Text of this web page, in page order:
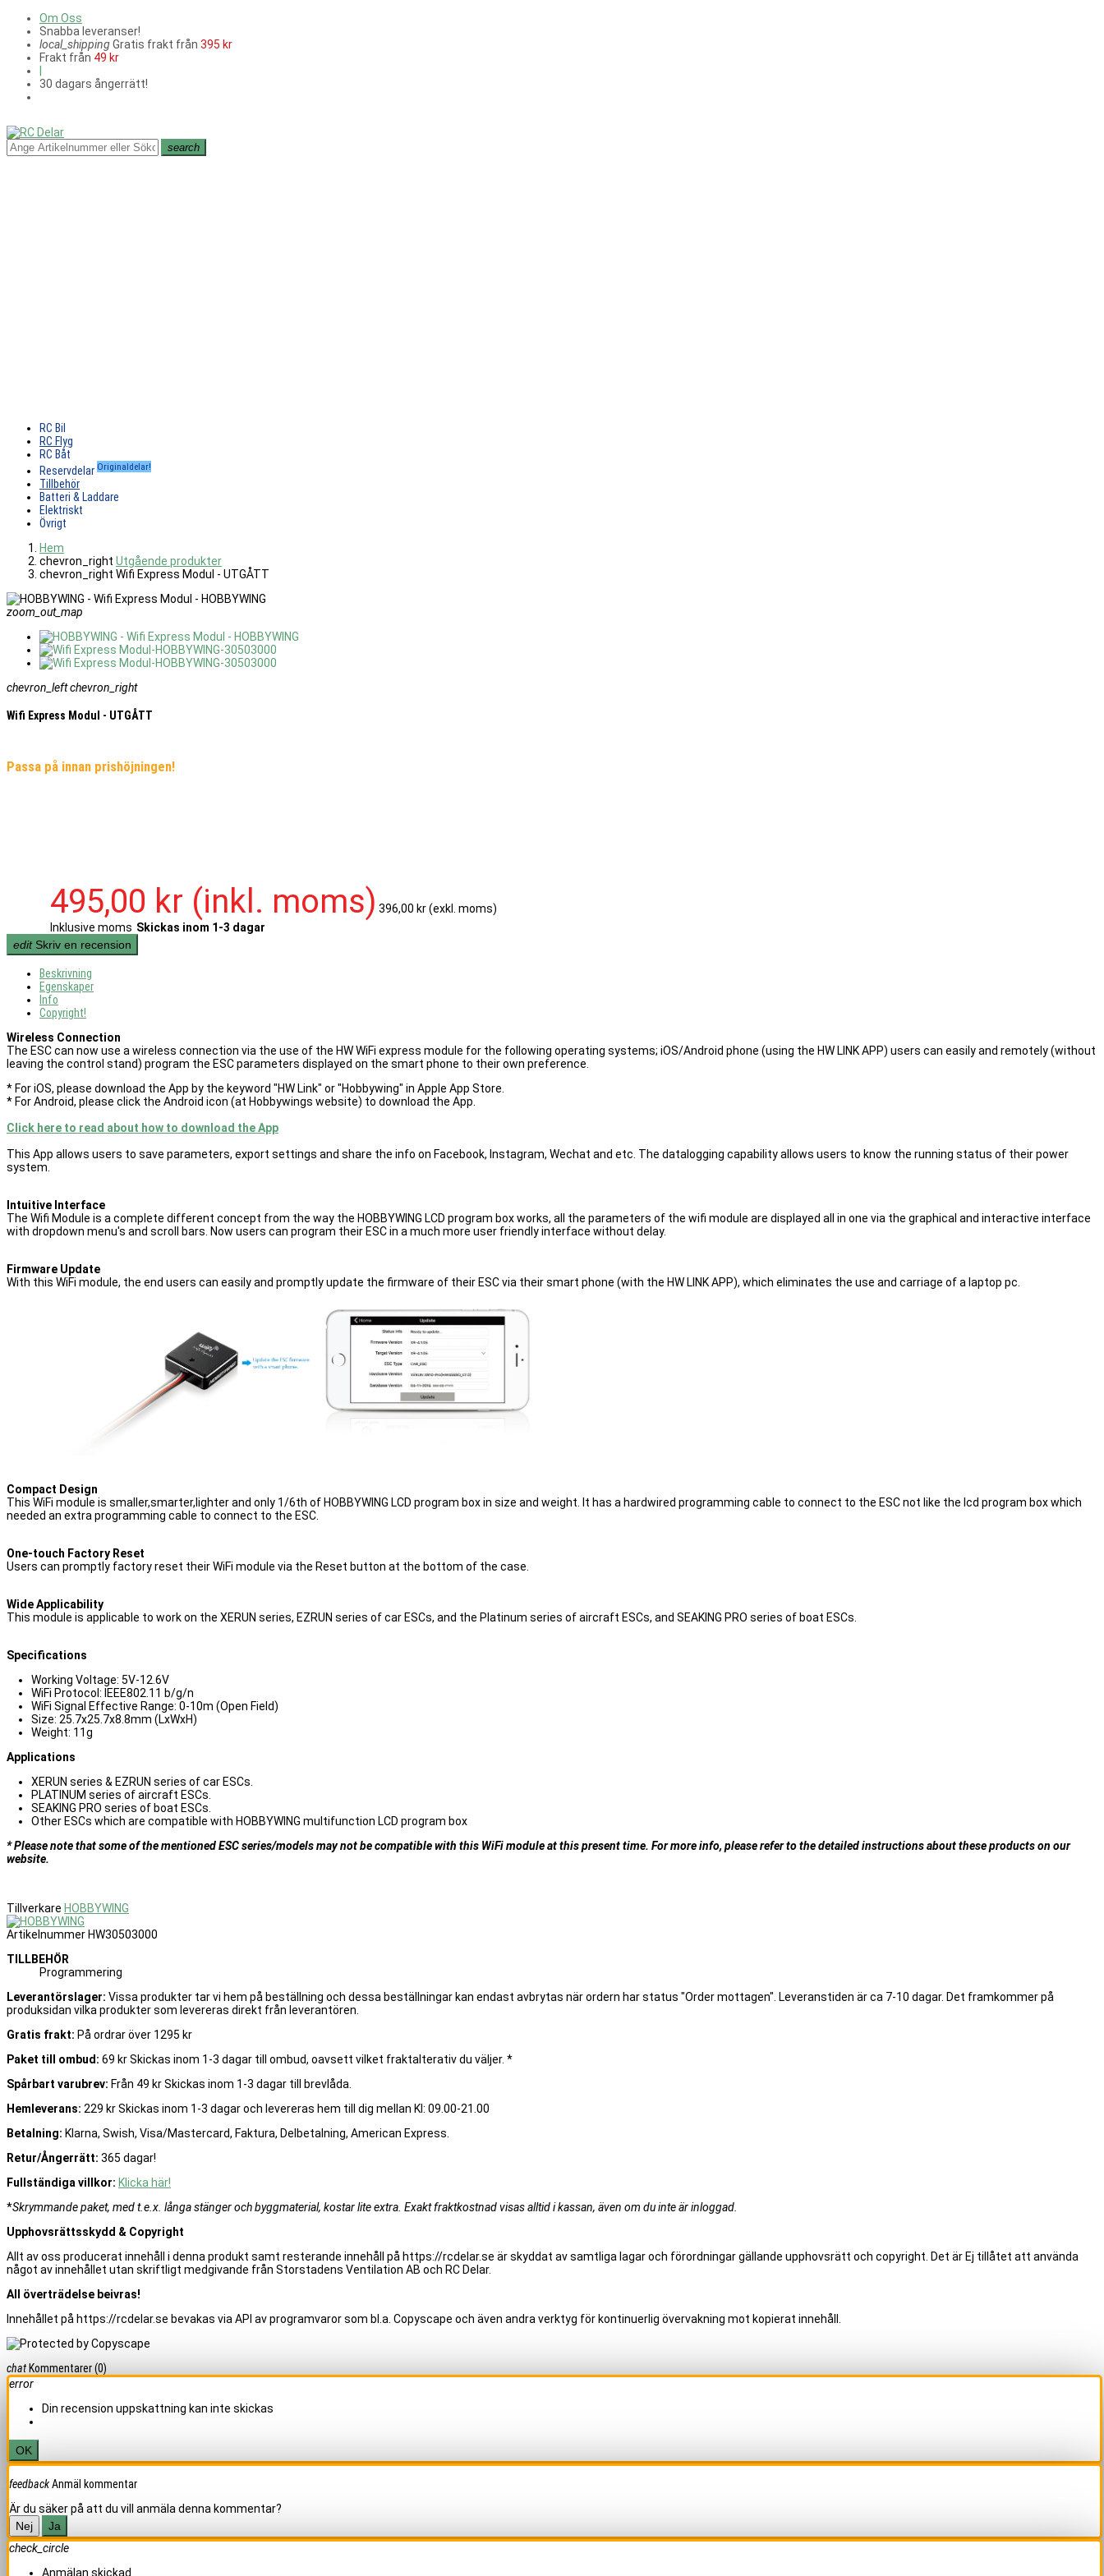
Om Oss
Snabba leveranser!
local_shippingGratis frakt från 395 kr
Frakt från 49 kr
30 dagars ångerrätt!
search
RC Bil
RC Flyg
RC Båt
Reservdelar Originaldelar!
Tillbehör
Batteri & Laddare
Elektriskt
Övrigt
Hem
chevron_right Utgående produkter
chevron_right Wifi Express Modul - UTGÅTT
zoom_out_map
chevron_leftchevron_right
Wifi Express Modul - UTGÅTT
Passa på innan prishöjningen!
495,00 kr (inkl. moms) 396,00 kr(exkl. moms)
Inklusive moms Skickas inom 1-3 dagar
edit Skriv en recension
Beskrivning
Egenskaper
Info
Copyright!
Wireless Connection
The ESC can now use a wireless connection via the use of the HW WiFi express module for the following operating systems; iOS/Android phone (using the HW LINK APP) users can easily and remotely (without
leaving the control stand) program the ESC parameters displayed on the smart phone to their own preference.
* For iOS, please download the App by the keyword "HW Link" or "Hobbywing" in Apple App Store.
* For Android, please click the Android icon (at Hobbywings website) to download the App.
Click here to read about how to download the App
This App allows users to save parameters, export settings and share the info on Facebook, Instagram, Wechat and etc. The datalogging capability allows users to know the running status of their power
system.
Intuitive Interface
The Wifi Module is a complete different concept from the way the HOBBYWING LCD program box works, all the parameters of the wifi module are displayed all in one via the graphical and interactive interface
with dropdown menu's and scroll bars. Now users can program their ESC in a much more user friendly interface without delay.
Firmware Update
With this WiFi module, the end users can easily and promptly update the firmware of their ESC via their smart phone (with the HW LINK APP), which eliminates the use and carriage of a laptop pc.
Compact Design
This WiFi module is smaller,smarter,lighter and only 1/6th of HOBBYWING LCD program box in size and weight. It has a hardwired programming cable to connect to the ESC not like the lcd program box which
needed an extra programming cable to connect to the ESC.
One-touch Factory Reset
Users can promptly factory reset their WiFi module via the Reset button at the bottom of the case.
Wide Applicability
This module is applicable to work on the XERUN series, EZRUN series of car ESCs, and the Platinum series of aircraft ESCs, and SEAKING PRO series of boat ESCs.
Specifications
Working Voltage: 5V-12.6V
WiFi Protocol: IEEE802.11 b/g/n
WiFi Signal Effective Range: 0-10m (Open Field)
Size: 25.7x25.7x8.8mm (LxWxH)
Weight: 11g
Applications
XERUN series & EZRUN series of car ESCs.
PLATINUM series of aircraft ESCs.
SEAKING PRO series of boat ESCs.
Other ESCs which are compatible with HOBBYWING multifunction LCD program box
* Please note that some of the mentioned ESC series/models may not be compatible with this WiFi module at this present time. For more info, please refer to the detailed instructions about these products on our
website.
Tillverkare HOBBYWING
Artikelnummer HW30503000
TILLBEHÖR
Programmering
Leverantörslager: Vissa produkter tar vi hem på beställning och dessa beställningar kan endast avbrytas när ordern har status "Order mottagen". Leveranstiden är ca 7-10 dagar. Det framkommer på
produksidan vilka produkter som levereras direkt från leverantören.
Gratis frakt: På ordrar över 1295 kr
Paket till ombud: 69 kr Skickas inom 1-3 dagar till ombud, oavsett vilket fraktalterativ du väljer. *
Spårbart varubrev: Från 49 kr Skickas inom 1-3 dagar till brevlåda.
Hemleverans: 229 kr Skickas inom 1-3 dagar och levereras hem till dig mellan Kl: 09.00-21.00
Betalning: Klarna, Swish, Visa/Mastercard, Faktura, Delbetalning, American Express.
Retur/Ångerrätt: 365 dagar!
Fullständiga villkor: Klicka här!
*Skrymmande paket, med t.e.x. långa stänger och byggmaterial, kostar lite extra. Exakt fraktkostnad visas alltid i kassan, även om du inte är inloggad.
Upphovsrättsskydd & Copyright
Allt av oss producerat innehåll i denna produkt samt resterande innehåll på https://rcdelar.se är skyddat av samtliga lagar och förordningar gällande upphovsrätt och copyright. Det är Ej tillåtet att använda
något av innehållet utan skriftligt medgivande från Storstadens Ventilation AB och RC Delar.
All överträdelse beivras!
Innehållet på https://rcdelar.se bevakas via API av programvaror som bl.a. Copyscape och även andra verktyg för kontinuerlig övervakning mot kopierat innehåll.
chat Kommentarer(0)
error
Din recension uppskattning kan inte skickas
OK
feedbackAnmäl kommentar
Är du säker på att du vill anmäla denna kommentar?
Nej
Ja
check_circle
Anmälan skickad